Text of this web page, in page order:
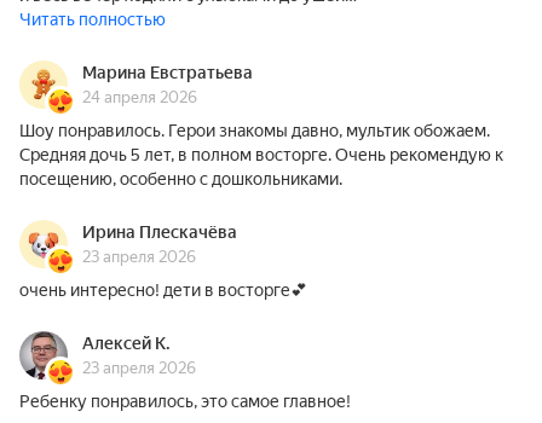
Читать полностью
Марина Евстратьева
24 апреля 2026
Шоу понравилось. Герои знакомы давно, мультик обожаем.
Средняя дочь 5 лет, в полном восторге. Очень рекомендую к
посещению, особенно с дошкольниками.
Ирина Плескачёва
23 апреля 2026
очень интересно! дети в восторге💕
Алексей К.
23 апреля 2026
Ребенку понравилось, это самое главное!